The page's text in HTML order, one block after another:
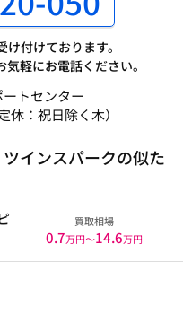
付けております。
軽にお電話ください。
トセンター
休：祝日除く木）
インスパークの似た
買取相場
0.7万円〜14.6万円